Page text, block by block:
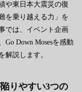
や東日本大震災の復
を乗り越える力」を
では、イベント企画
Down Mosesを感動
解説します。
りやすい3つの